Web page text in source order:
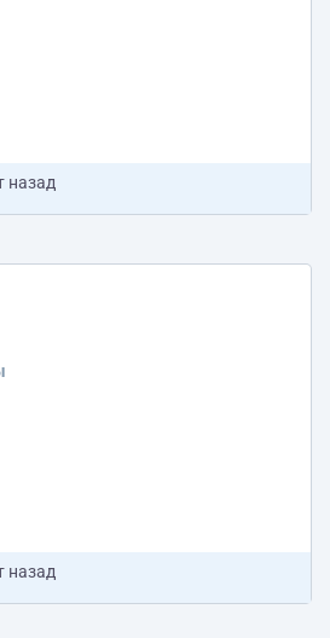
по процентам банка, а значит и
что финансовый план тоже
назад
назад